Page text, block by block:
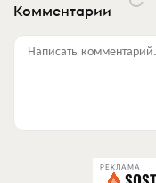
Комментарии
Написать
РЕКЛАМА